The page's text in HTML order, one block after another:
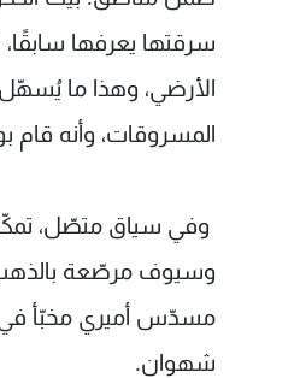
سرقتها يعرفها
الأرضي، وهذا ما
المسروقات، وأنه
وفي سياق متصّل،
وسيوف مرصّعة
مسدّس أميري مخبّأ في
شهوان.